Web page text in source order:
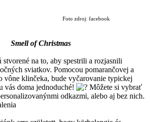
facebook
Smell of Christmas
stvorené na to, aby spestrili a rozjasnili
sviatkov. Pomocou pomarančovej a
vône klinčeka, bude vyčarovanie typickej
vás doma jednoduché!
Môžete si vybrať
odkazmi, alebo aj bez nich.